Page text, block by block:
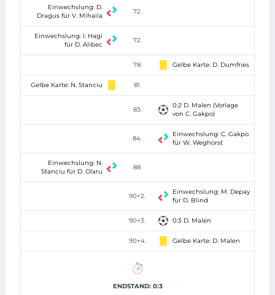
Einwechslung: D.
Dragus für V. Mihaila
72.
Einwechslung: I. Hagi
für D. Alibec
72.
78. Gelbe Karte: D. Dumfries
Gelbe Karte: N. Stanciu 81.
83.
0:2 D. Malen (Vorlage
von C. Gakpo)
84.
Einwechslung: C. Gakpo
für W. Weghorst
Einwechslung: N.
Stanciu für D. Olaru
88.
90+2.
Einwechslung: M. Depay
für D. Blind
90+3. 0:3 D. Malen
90+4. Gelbe Karte: D. Malen
ENDSTAND: 0:3